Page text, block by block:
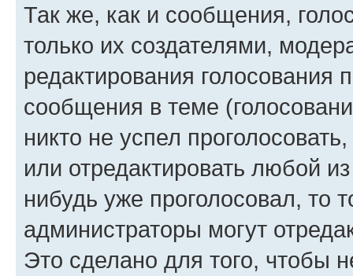
Так же, как и сообщения,
только их создателями,
редактирования голосования
сообщения в теме
никто не успел
или отредактировать любой
нибудь уже проголосовал, то
администраторы могут
Это сделано для того, чтобы